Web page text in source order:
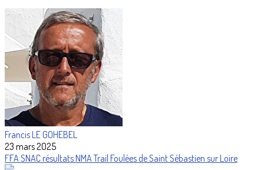
Francis LE GOHEBEL
23 mars 2025
FFASNACrésultatsNMATrail Foulées de Saint Sébastien sur Loire